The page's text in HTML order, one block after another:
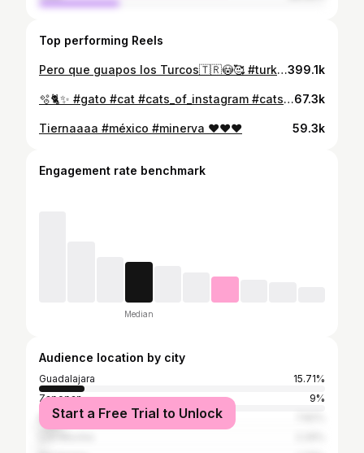
Top performing Reels
Pero que guapos los Turcos🇹🇷😳🥰 #turkey #istanbul #cats #kitten399.1k
🫧🐈✨ #gato #cat #cats_of_instagram #cats #gatitos #bath #reelsinsta #cute #reelsinstagram67.3k
Tiernaaaa #méxico #minerva ❤️❤️❤️ 59.3k
Engagement rate benchmark
Median
Audience location by city
Guadalajara
15.71%
Zapopan
9%
Mexico City
Start a Free Trial to Unlock